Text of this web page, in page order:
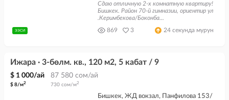
ЭЭСИ
Сдаю отличную 2-х комнатную квартиру!
Бишкек. Район 70-й гимназии, ориентир ул
.Керимбекова/Боконба...
869
3 24 секунда мурун
Ижара · 3-бөлм. кв., 120 м2, 5 кабат / 9
$ 1 000/ай 87 580 сом/ай
$ 8/м2 730 сом/м2
Бишкек, ЖД вокзал, Панфилова 153/